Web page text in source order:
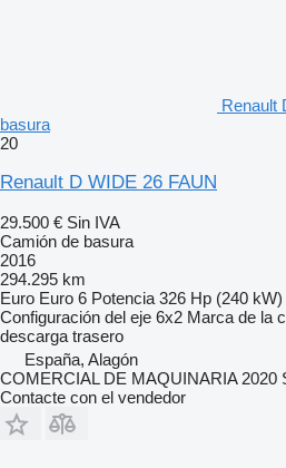
Renault
basura
20
Renault D WIDE 26 FAUN
29.500 € Sin IVA
Camión de basura
2016
294.295 km
Euro Euro 6 Potencia 326 Hp (240 kW)
Configuración del eje 6x2 Marca de la
descarga trasero
España, Alagón
COMERCIAL DE MAQUINARIA 2020
Contacte con el vendedor